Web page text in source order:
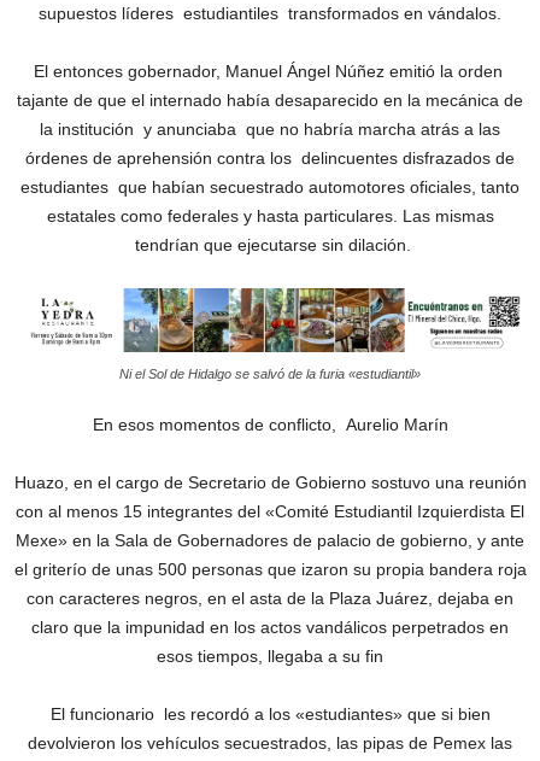
supuestos líderes estudiantiles transformados en vándalos.
El entonces gobernador, Manuel Ángel Núñez emitió la orden
tajante de que el internado había desaparecido en la mecánica de
la institución y anunciaba que no habría marcha atrás a las
órdenes de aprehensión contra los delincuentes disfrazados de
estudiantes que habían secuestrado automotores oficiales, tanto
estatales como federales y hasta particulares. Las mismas
tendrían que ejecutarse sin dilación.
Ni el Sol de Hidalgo se salvó de la furia «estudiantil»
En esos momentos de conflicto, Aurelio Marín
Huazo, en el cargo de Secretario de Gobierno sostuvo una reunión
con al menos 15 integrantes del «Comité Estudiantil Izquierdista El
Mexe» en la Sala de Gobernadores de palacio de gobierno, y ante
el griterío de unas 500 personas que izaron su propia bandera roja
con caracteres negros, en el asta de la Plaza Juárez, dejaba en
claro que la impunidad en los actos vandálicos perpetrados en
esos tiempos, llegaba a su fin
El funcionario les recordó a los «estudiantes» que si bien
devolvieron los vehículos secuestrados, las pipas de Pemex las